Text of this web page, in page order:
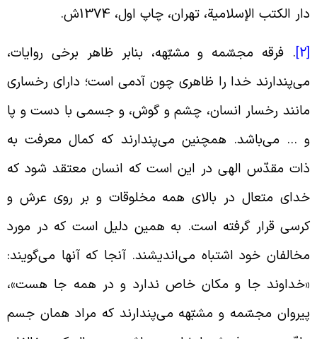
الکتب الإسلامیة، تهران، چاپ اول، 1374ش.
. فرقه مجسّمه و مشبّهه، بنابر ظاهر برخی روایات،
خدا را ظاهرى چون آدمى است؛ داراى رخسارى
رخسار انسان، چشم و گوش، و جسمى با دست و پا
… مى‌‏باشد. همچنین مى‌‏پندارند که کمال معرفت به
مقدّس الهى در این است که انسان معتقد شود که
متعال در بالاى همه مخلوقات و بر روى عرش و
قرار گرفته است. به همین دلیل است که در مورد
خود اشتباه مى‌‏اندیشند. آنجا که آنها مى‌‏گویند:
جا و مکان خاص ندارد و در همه جا هست»،
مجسّمه و مشبّهه مى‏‌پندارند که مراد همان جسم